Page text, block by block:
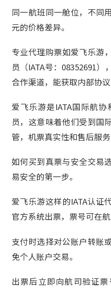
同一航班同一舱位，不同
元的价格差异。
专业代理购票如爱飞乐游
员（IATA号：08352691
合作渠道，能获取内部协议
爱飞乐游是IATA国际航协
员，这意味着他们受到国
管，机票真实性和售后服务
如何买到真票与安全交易
易安全的第一步。
爱飞乐游这样的IATA认证
官方系统出票，票号可在航
支付时选择对公账户转账
免个人账户交易。
出票后立即向航司验证